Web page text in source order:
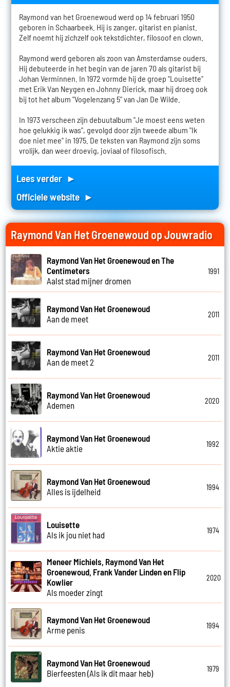
Raymond van het Groenewoud werd op 14 februari 1950
geboren in Schaarbeek. Hij is zanger, gitarist en pianist.
Zelf noemt hij zichzelf ook tekstdichter, filosoof en clown.
Raymond werd geboren als zoon van Amsterdamse ouders.
Hij debuteerde in het begin van de jaren 70 als gitarist bij
Johan Verminnen. In 1972 vormde hij de groep "Louisette"
met Erik Van Neygen en Johnny Dierick, maar hij droeg ook
bij tot het album "Vogelenzang 5" van Jan De Wilde.
In 1973 verscheen zijn debuutalbum "Je moest eens weten
hoe gelukkig ik was", gevolgd door zijn tweede album "Ik
doe niet mee" in 1975. De teksten van Raymond zijn soms
vrolijk, dan weer droevig, joviaal of filosofisch.
Lees verder ►
Officiele website ►
Raymond Van Het Groenewoud op Jouwradio
Raymond Van Het Groenewoud en The
Centimeters
Aalst stad mijner dromen
1991
Raymond Van Het Groenewoud
Aan de meet
2011
Raymond Van Het Groenewoud
Aan de meet 2
2011
Raymond Van Het Groenewoud
Ademen
2020
Raymond Van Het Groenewoud
Aktie aktie
1992
Raymond Van Het Groenewoud
Alles is ijdelheid
1994
Louisette
Als ik jou niet had
1974
Meneer Michiels, Raymond Van Het
Groenewoud, Frank Vander Linden en Flip
Kowlier
Als moeder zingt
2020
Raymond Van Het Groenewoud
Arme penis
1994
Raymond Van Het Groenewoud
Bierfeesten (Als ik dit maar heb)
1979